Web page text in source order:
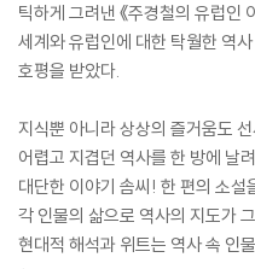
틱하게 그려낸 《주경철의 유럽인
세계와 유럽인에 대한 탁월한 역
호평을 받았다.
지식뿐 아니라 상상의 즐거움도
어렵고 지겹던 역사를 한 방에
대단한 이야기 솜씨! 한 편의
각 인물의 삶으로 역사의 지도가
현대적 해석과 위트는 역사 속 인